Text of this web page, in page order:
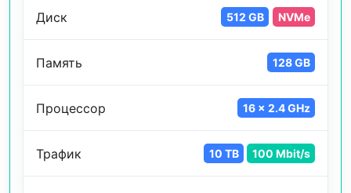
Диск 512 GB NVMe
Память 128 GB
Процессор 16 x 2.4 GHz
Трафик 10 TB 100 Mbit/s